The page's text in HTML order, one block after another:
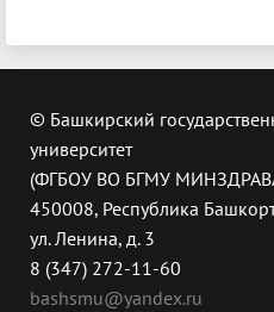
© Башкирский
университет
(ФГБОУ ВО БГМУ
450008, Республика
ул. Ленина, д. 3
8 (347) 272-11-60
bashsmu@yandex.ru